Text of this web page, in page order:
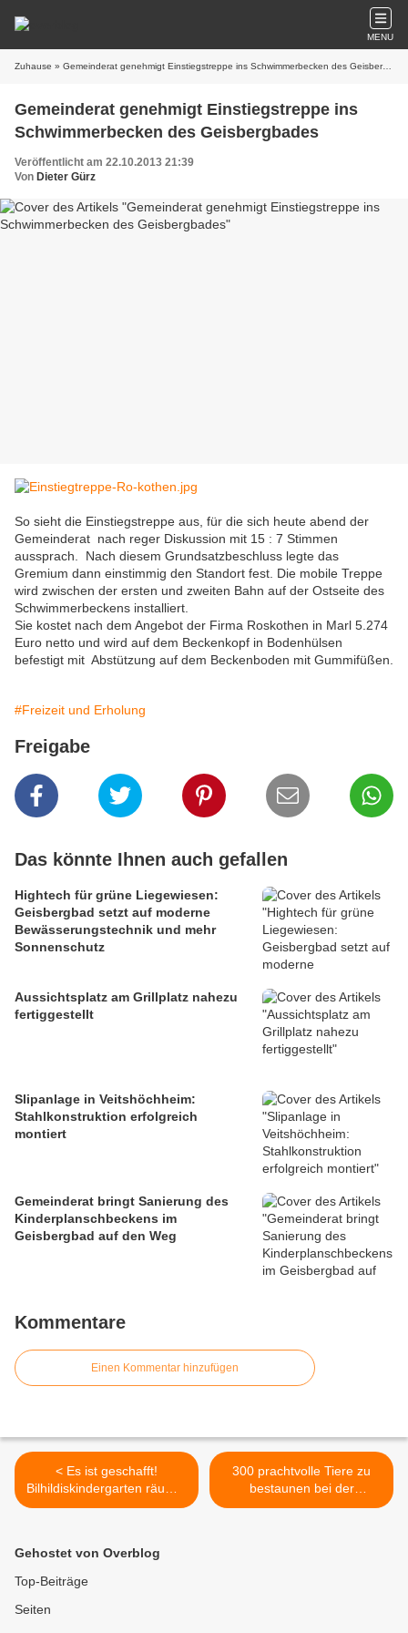
MENU
Zuhause » Gemeinderat genehmigt Einstiegstreppe ins Schwimmerbecken des Geisbergbades
Gemeinderat genehmigt Einstiegstreppe ins
Schwimmerbecken des Geisbergbades
Veröffentlicht am 22.10.2013 21:39
Von Dieter Gürz
So sieht die Einstiegstreppe aus, für die sich heute abend der
Gemeinderat nach reger Diskussion mit 15 : 7 Stimmen
aussprach. Nach diesem Grundsatzbeschluss legte das
Gremium dann einstimmig den Standort fest. Die mobile Treppe
wird zwischen der ersten und zweiten Bahn auf der Ostseite des
Schwimmerbeckens installiert.
Sie kostet nach dem Angebot der Firma Roskothen in Marl 5.274
Euro netto und wird auf dem Beckenkopf in Bodenhülsen
befestigt mit Abstützung auf dem Beckenboden mit Gummifüßen.
#Freizeit und Erholung
Freigabe
Das könnte Ihnen auch gefallen
Hightech für grüne Liegewiesen:
Geisbergbad setzt auf moderne
Bewässerungstechnik und mehr
Sonnenschutz
Aussichtsplatz am Grillplatz nahezu
fertiggestellt
Slipanlage in Veitshöchheim:
Stahlkonstruktion erfolgreich
montiert
Gemeinderat bringt Sanierung des
Kinderplanschbeckens im
Geisbergbad auf den Weg
Kommentare
Einen Kommentar hinzufügen
< Es ist geschafft!
Bilhildiskindergarten räumte
Haus der Begegnung
300 prachtvolle Tiere zu
bestaunen bei der
Veitshöchheimer
Gehostet von Overblog
Top-Beiträge
Seiten